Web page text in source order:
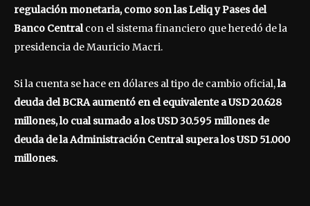
regulación monetaria, como son las Leliq y Pases del
Banco Centralcon el sistema financiero que heredó de la
presidencia de Mauricio Macri.
Si la cuenta se hace en dólares al tipo de cambio oficial,la
deuda del BCRA aumentó en el equivalente a USD 20.628
millones, lo cual sumado a los USD 30.595 millones de
deuda de la Administración Central supera los USD 51.000
millones.